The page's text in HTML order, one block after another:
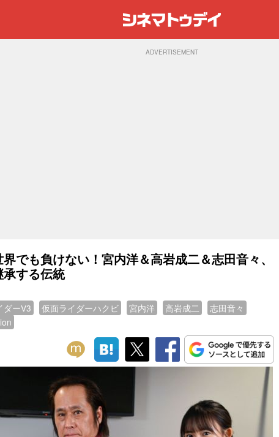
ADVERTISEMENT
界でも負けない！宮内洋＆高岩成二＆志田音々、
する伝統
ダーV3 仮面ライダーハクビ 宮内洋 高岩成二
志田音々